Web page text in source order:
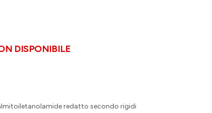
DISPONIBILE
redatto secondo rigidi